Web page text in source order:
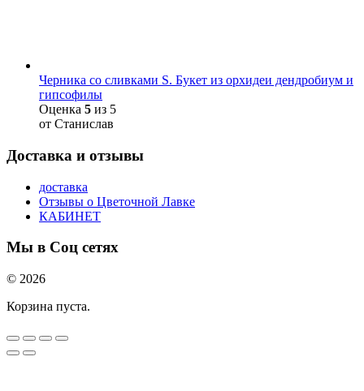
Черника со сливками S. Букет из орхидеи дендробиум и
гипсофилы
Оценка 5 из 5
от Станислав
Доставка и отзывы
доставка
Отзывы о Цветочной Лавке
КАБИНЕТ
Мы в Соц сетях
© 2026
Корзина пуста.